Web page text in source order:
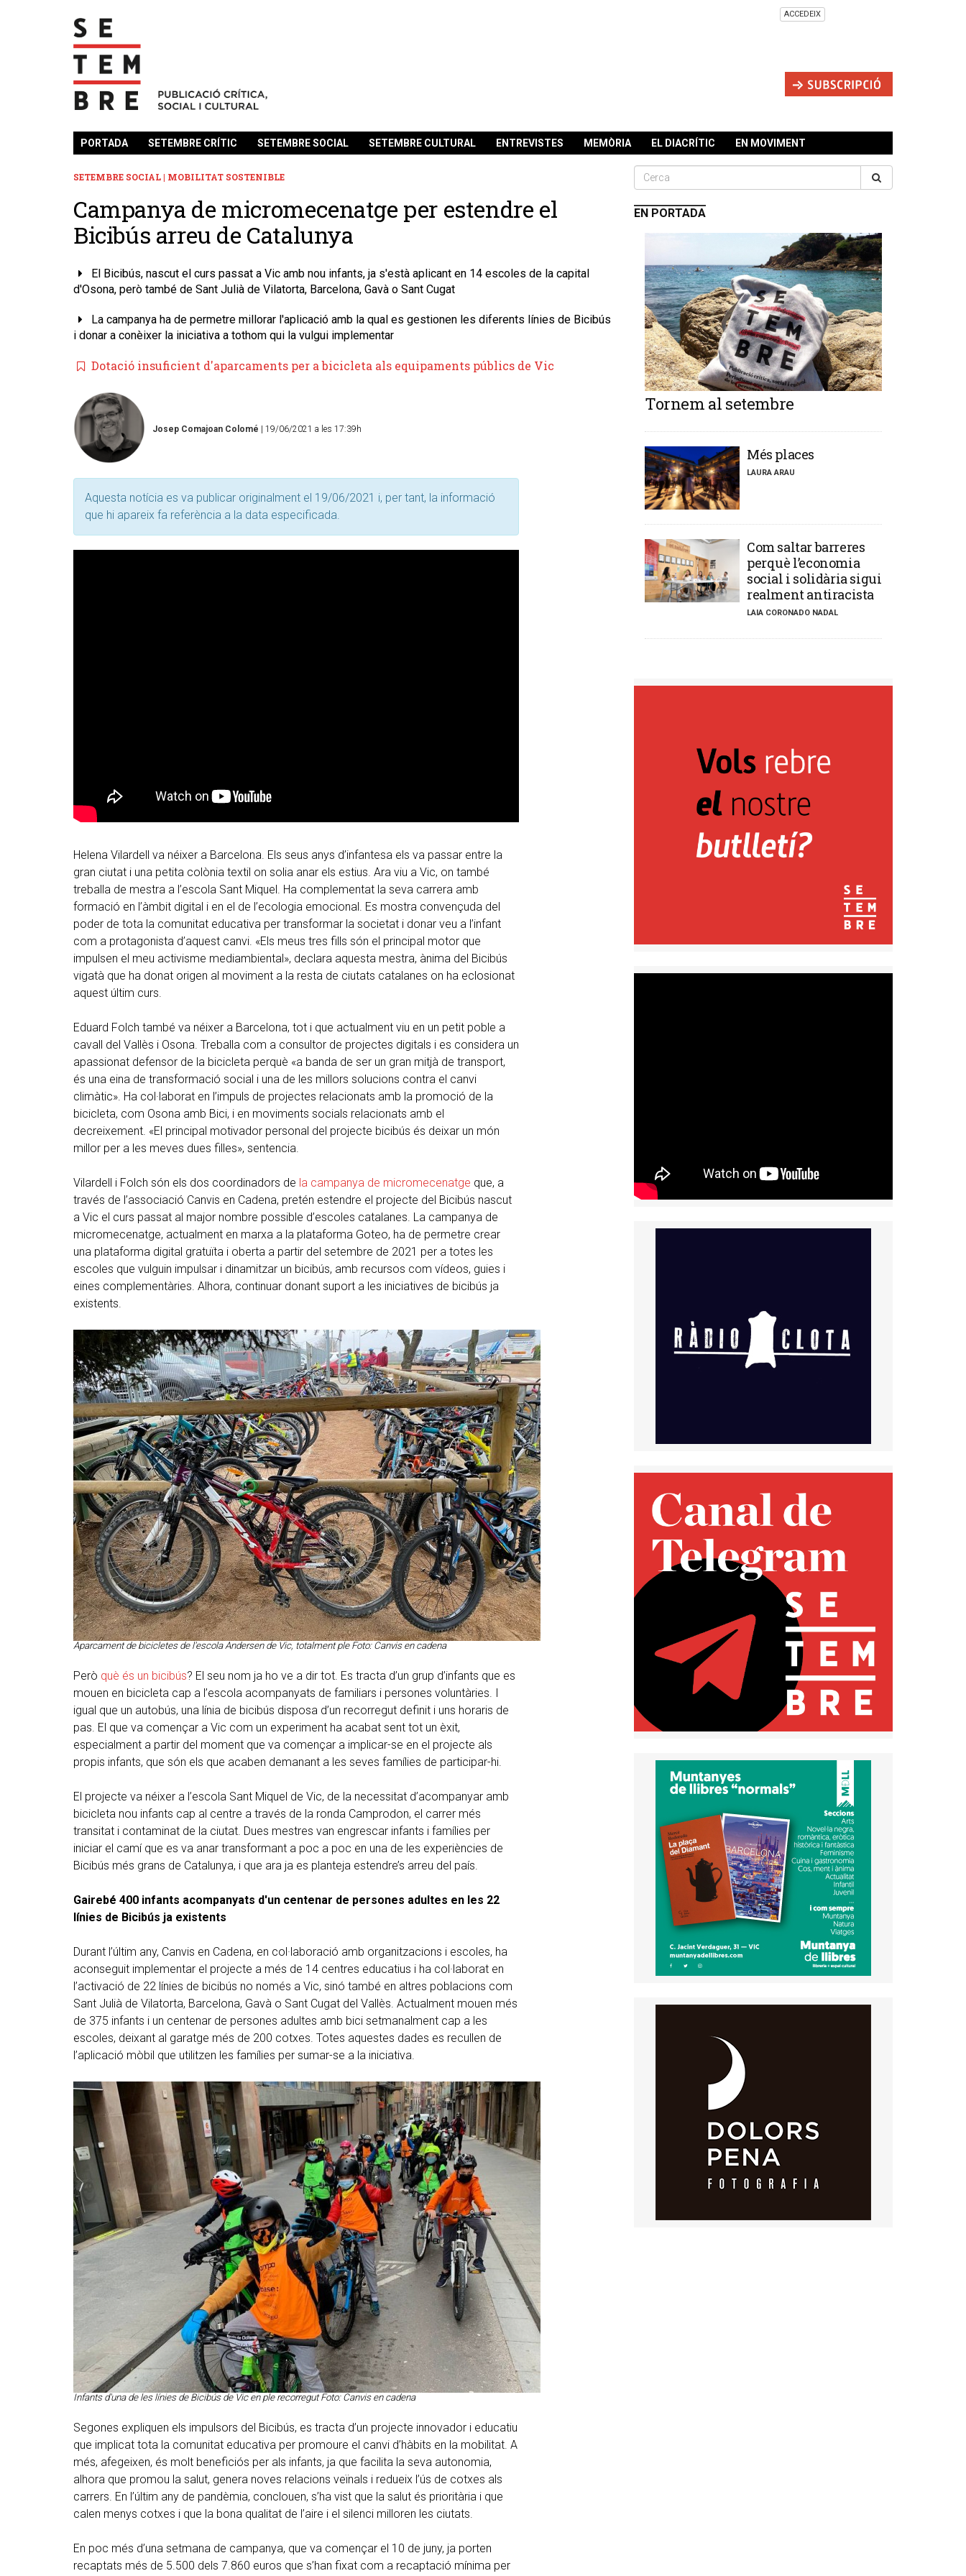
ACCEDEIX
PORTADA SETEMBRE CRÍTIC SETEMBRE SOCIAL SETEMBRE CULTURAL ENTREVISTES MEMÒRIA EL DIACRÍTIC EN MOVIMENT
SETEMBRE SOCIAL | MOBILITAT SOSTENIBLE
Campanya de micromecenatge per estendre el
Bicibús arreu de Catalunya
El Bicibús, nascut el curs passat a Vic amb nou infants, ja s'està aplicant en 14 escoles de la capital
d'Osona, però també de Sant Julià de Vilatorta, Barcelona, Gavà o Sant Cugat
La campanya ha de permetre millorar l'aplicació amb la qual es gestionen les diferents línies de Bicibús
i donar a conèixer la iniciativa a tothom qui la vulgui implementar
Dotació insuficient d'aparcaments per a bicicleta als equipaments públics de Vic
Josep Comajoan Colomé | 19/06/2021 a les 17:39h
Aquesta notícia es va publicar originalment el 19/06/2021 i, per tant, la informació
que hi apareix fa referència a la data especificada.
Helena Vilardell va néixer a Barcelona. Els seus anys d’infantesa els va passar entre la
gran ciutat i una petita colònia textil on solia anar els estius. Ara viu a Vic, on també
treballa de mestra a l’escola Sant Miquel. Ha complementat la seva carrera amb
formació en l’àmbit digital i en el de l’ecologia emocional. Es mostra convençuda del
poder de tota la comunitat educativa per transformar la societat i donar veu a l’infant
com a protagonista d’aquest canvi. «Els meus tres fills són el principal motor que
impulsen el meu activisme mediambiental», declara aquesta mestra, ànima del Bicibús
vigatà que ha donat origen al moviment a la resta de ciutats catalanes on ha eclosionat
aquest últim curs.
Eduard Folch també va néixer a Barcelona, tot i que actualment viu en un petit poble a
cavall del Vallès i Osona. Treballa com a consultor de projectes digitals i es considera un
apassionat defensor de la bicicleta perquè «a banda de ser un gran mitjà de transport,
és una eina de transformació social i una de les millors solucions contra el canvi
climàtic». Ha col·laborat en l’impuls de projectes relacionats amb la promoció de la
bicicleta, com Osona amb Bici, i en moviments socials relacionats amb el
decreixement. «El principal motivador personal del projecte bicibús és deixar un món
millor per a les meves dues filles», sentencia.
Vilardell i Folch són els dos coordinadors de la campanya de micromecenatge que, a
través de l’associació Canvis en Cadena, pretén estendre el projecte del Bicibús nascut
a Vic el curs passat al major nombre possible d’escoles catalanes. La campanya de
micromecenatge, actualment en marxa a la plataforma Goteo, ha de permetre crear
una plataforma digital gratuïta i oberta a partir del setembre de 2021 per a totes les
escoles que vulguin impulsar i dinamitzar un bicibús, amb recursos com vídeos, guies i
eines complementàries. Alhora, continuar donant suport a les iniciatives de bicibús ja
existents.
Aparcament de bicicletes de l'escola Andersen de Vic, totalment ple Foto: Canvis en cadena
Però què és un bicibús? El seu nom ja ho ve a dir tot. Es tracta d’un grup d’infants que es
mouen en bicicleta cap a l’escola acompanyats de familiars i persones voluntàries. I
igual que un autobús, una línia de bicibús disposa d’un recorregut definit i uns horaris de
pas. El que va començar a Vic com un experiment ha acabat sent tot un èxit,
especialment a partir del moment que va començar a implicar-se en el projecte als
propis infants, que són els que acaben demanant a les seves famílies de participar-hi.
El projecte va néixer a l’escola Sant Miquel de Vic, de la necessitat d’acompanyar amb
bicicleta nou infants cap al centre a través de la ronda Camprodon, el carrer més
transitat i contaminat de la ciutat. Dues mestres van engrescar infants i famílies per
iniciar el camí que es va anar transformant a poc a poc en una de les experiències de
Bicibús més grans de Catalunya, i que ara ja es planteja estendre’s arreu del país.
Gairebé 400 infants acompanyats d'un centenar de persones adultes en les 22
línies de Bicibús ja existents
Durant l’últim any, Canvis en Cadena, en col·laboració amb organitzacions i escoles, ha
aconseguit implementar el projecte a més de 14 centres educatius i ha col·laborat en
l’activació de 22 línies de bicibús no només a Vic, sinó també en altres poblacions com
Sant Julià de Vilatorta, Barcelona, Gavà o Sant Cugat del Vallès. Actualment mouen més
de 375 infants i un centenar de persones adultes amb bici setmanalment cap a les
escoles, deixant al garatge més de 200 cotxes. Totes aquestes dades es recullen de
l’aplicació mòbil que utilitzen les famílies per sumar-se a la iniciativa.
Infants d'una de les línies de Bicibús de Vic en ple recorregut Foto: Canvis en cadena
Segones expliquen els impulsors del Bicibús, es tracta d’un projecte innovador i educatiu
que implicat tota la comunitat educativa per promoure el canvi d’hàbits en la mobilitat. A
més, afegeixen, és molt beneficiós per als infants, ja que facilita la seva autonomia,
alhora que promou la salut, genera noves relacions veïnals i redueix l’ús de cotxes als
carrers. En l’últim any de pandèmia, conclouen, s’ha vist que la salut és prioritària i que
calen menys cotxes i que la bona qualitat de l’aire i el silenci milloren les ciutats.
En poc més d’una setmana de campanya, que va començar el 10 de juny, ja porten
recaptats més de 5.500 dels 7.860 euros que s’han fixat com a recaptació mínima per
EN PORTADA
Tornem al setembre
​Més places
LAURA ARAU
​Com saltar barreres
perquè l’economia
social i solidària sigui
realment antiracista
LAIA CORONADO NADAL